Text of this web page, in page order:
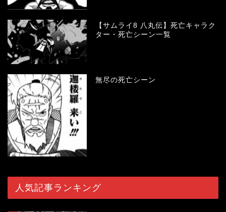
【サムライ8 八丸伝】死亡キャラク
ター・死亡シーン一覧
無尽の死亡シーン
人気記事ランキング